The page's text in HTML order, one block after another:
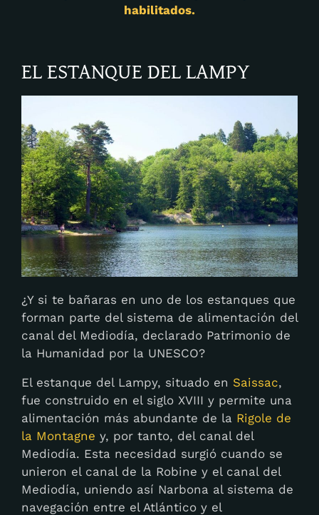
habilitados.
EL ESTANQUE DEL LAMPY
¿Y si te bañaras en uno de los estanques que
forman parte del sistema de alimentación del
canal del Mediodía, declarado Patrimonio de
la Humanidad por la UNESCO?
El estanque del Lampy, situado en Saissac,
fue construido en el siglo XVIII y permite una
alimentación más abundante de la Rigole de
la Montagne y, por tanto, del canal del
Mediodía. Esta necesidad surgió cuando se
unieron el canal de la Robine y el canal del
Mediodía, uniendo así Narbona al sistema de
navegación entre el Atlántico y el